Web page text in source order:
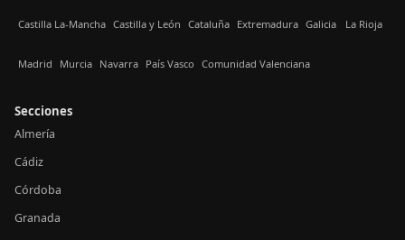
Castilla La-Mancha Castilla y León Cataluña Extremadura Galicia La Rioja
Madrid Murcia Navarra País Vasco Comunidad Valenciana
Secciones
Almería
Cádiz
Córdoba
Granada